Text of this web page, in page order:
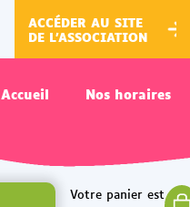
ACCÉDER AU SITE
DE L'ASSOCIATION
Accueil Nos horaires